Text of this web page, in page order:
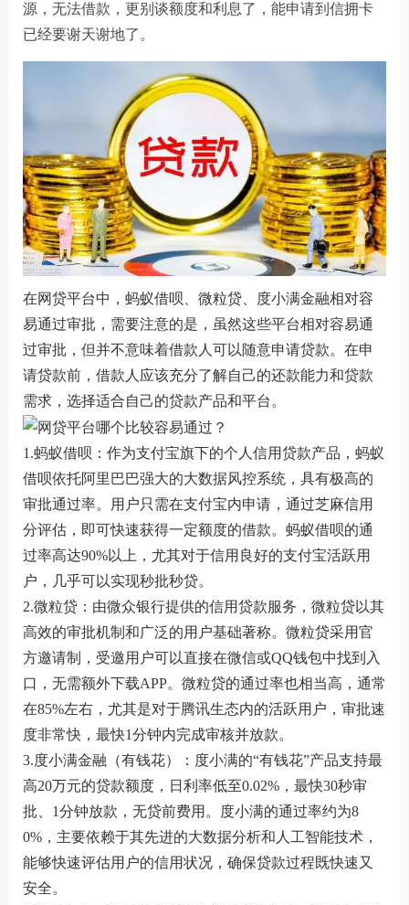
源，无法借款，更别谈额度和利息了，能申请到信拥卡
已经要谢天谢地了。
在网贷平台中，蚂蚁借呗、微粒贷、度小满金融相对容
易通过审批，需要注意的是，虽然这些平台相对容易通
过审批，但并不意味着借款人可以随意申请贷款。在申
请贷款前，借款人应该充分了解自己的还款能力和贷款
需求，选择适合自己的贷款产品和平台。
1.蚂蚁借呗：作为支付宝旗下的个人信用贷款产品，蚂蚁
借呗依托阿里巴巴强大的大数据风控系统，具有极高的
审批通过率。用户只需在支付宝内申请，通过芝麻信用
分评估，即可快速获得一定额度的借款。蚂蚁借呗的通
过率高达90%以上，尤其对于信用良好的支付宝活跃用
户，几乎可以实现秒批秒贷。
2.微粒贷：由微众银行提供的信用贷款服务，微粒贷以其
高效的审批机制和广泛的用户基础著称。微粒贷采用官
方邀请制，受邀用户可以直接在微信或QQ钱包中找到入
口，无需额外下载APP。微粒贷的通过率也相当高，通常
在85%左右，尤其是对于腾讯生态内的活跃用户，审批速
度非常快，最快1分钟内完成审核并放款。
3.度小满金融（有钱花）：度小满的“有钱花”产品支持最
高20万元的贷款额度，日利率低至0.02%，最快30秒审
批、1分钟放款，无贷前费用。度小满的通过率约为8
0%，主要依赖于其先进的大数据分析和人工智能技术，
能够快速评估用户的信用状况，确保贷款过程既快速又
安全。